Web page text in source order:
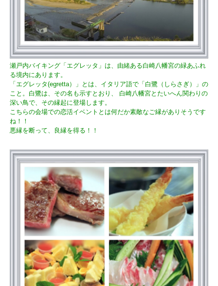
瀬戸内バイキング「エグレッタ」は、由緒ある白崎八幡宮の緑あふれ
る境内にあります。
「エグレッタ(egretta）」とは、イタリア語で「白鷺（しらさぎ）」の
こと。白鷺は、その名も示すとおり、 白崎八幡宮とたいへん関わりの
深い鳥で、その縁起に登場します。
こちらの会場での恋活イベントとは何だか素敵なご縁がありそうです
ね！！
悪縁を断って、良縁を得る！！